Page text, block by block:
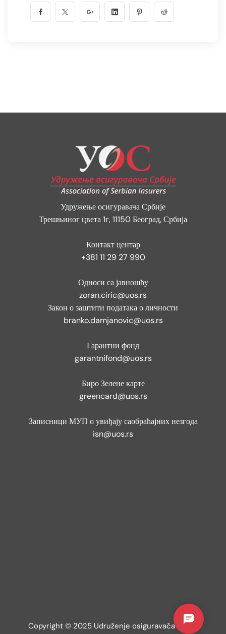
Удружење осигуравача Србије
Трешњиног цвета 1г, 11150 Београд, Србија
Контакт центар
+381 11 29 27 990
Односи са јавношћу
zoran.ciric@uos.rs
Закон о заштити података о личности
branko.damjanovic@uos.rs
Гарантни фонд
garantnifond@uos.rs
Биро Зелене карте
greencard@uos.rs
Записници МУП о увиђају саобраћајних незгода
isn@uos.rs
Copyright © 2025 Udruženje osiguravača Srbije